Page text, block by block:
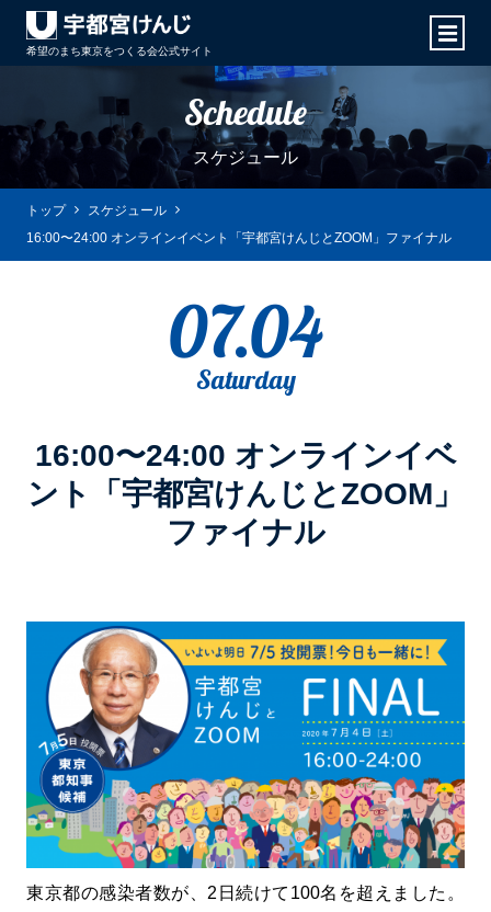
希望のまち東京をつくる会公式サイト
Schedule
スケジュール
トップ
スケジュール
16:00〜24:00 オンラインイベント「宇都宮けんじとZOOM」ファイナル
07.04
Saturday
16:00〜24:00 オンラインイベ
ント「宇都宮けんじとZOOM」
ファイナル
東京都の感染者数が、2日続けて100名を超えました。